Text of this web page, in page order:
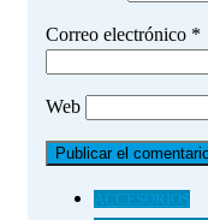
Correo electrónico *
Web
ACCESORIOS